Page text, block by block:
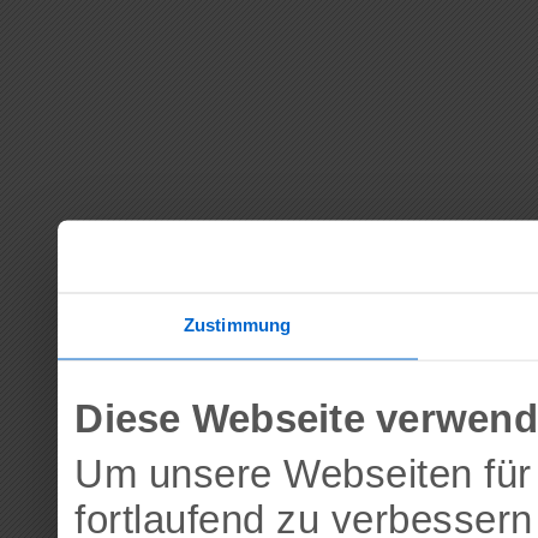
Zustimmung
Diese Webseite
Um unsere Webseiten
fortlaufend zu